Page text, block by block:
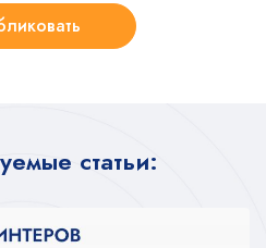
статьи: